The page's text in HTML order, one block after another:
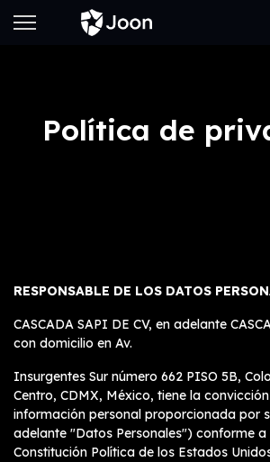
Política de
RESPONSABLE DE LOS DATOS
CASCADA SAPI DE CV, en adelante
con domicilio en Av.
Insurgentes Sur número 662 PISO 5B,
Centro, CDMX, México, tiene la
información personal proporcionada por
adelante "Datos Personales") conforme
Constitución Política de los Estados